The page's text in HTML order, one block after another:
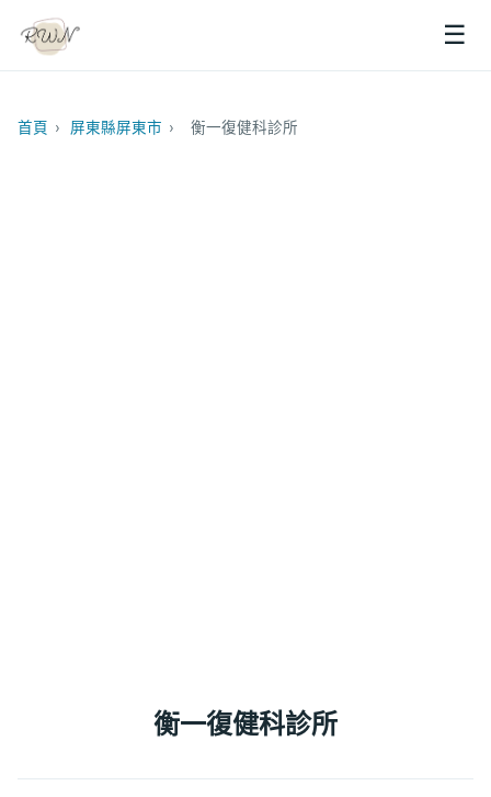
☰
首頁 › 屏東縣屏東市 › 衡一復健科診所
衡一復健科診所